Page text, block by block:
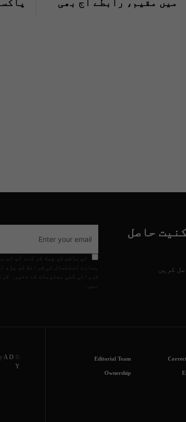
میں مقیم، رابطے آج بھی
حاصل
کریں
اس باکس کو چیک کر کے، آپ اس
ہمارے استعمال کی شرائط کو پڑھ
کروائی گئی معلومات کے ذخیرہ
Editorial Team
Ownership
© Copyright 2025. Designed and Developed by
A D
Y